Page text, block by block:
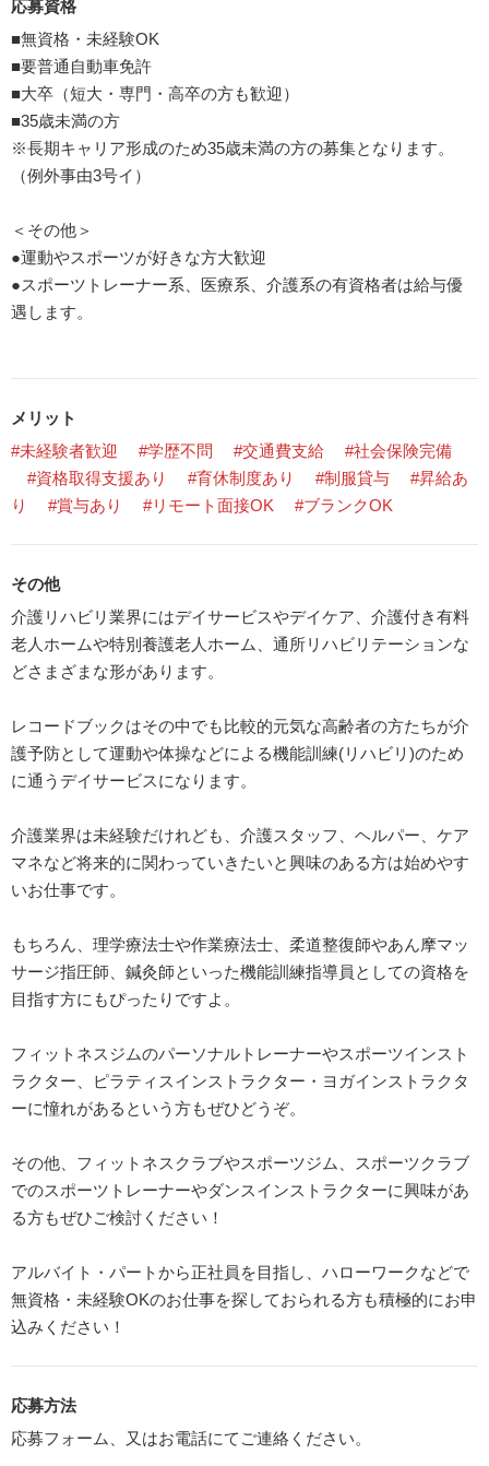
応募資格
■無資格・未経験OK
■要普通自動車免許
■大卒（短大・専門・高卒の方も歓迎）
■35歳未満の方
※長期キャリア形成のため35歳未満の方の募集となります。
（例外事由3号イ）
＜その他＞
●運動やスポーツが好きな方大歓迎
●スポーツトレーナー系、医療系、介護系の有資格者は給与優
遇します。
メリット
#未経験者歓迎
#学歴不問 #交通費支給
#社会保険完備
#資格取得支援あり
#育休制度あり #制服貸与
#昇給あ
り
#賞与あり #リモート面接OK #ブランクOK
その他
介護リハビリ業界にはデイサービスやデイケア、介護付き有料
老人ホームや特別養護老人ホーム、通所リハビリテーションな
どさまざまな形があります。
レコードブックはその中でも比較的元気な高齢者の方たちが介
護予防として運動や体操などによる機能訓練(リハビリ)のため
に通うデイサービスになります。
介護業界は未経験だけれども、介護スタッフ、ヘルパー、ケア
マネなど将来的に関わっていきたいと興味のある方は始めやす
いお仕事です。
もちろん、理学療法士や作業療法士、柔道整復師やあん摩マッ
サージ指圧師、鍼灸師といった機能訓練指導員としての資格を
目指す方にもぴったりですよ。
フィットネスジムのパーソナルトレーナーやスポーツインスト
ラクター、ピラティスインストラクター・ヨガインストラクタ
ーに憧れがあるという方もぜひどうぞ。
その他、フィットネスクラブやスポーツジム、スポーツクラブ
でのスポーツトレーナーやダンスインストラクターに興味があ
る方もぜひご検討ください！
アルバイト・パートから正社員を目指し、ハローワークなどで
無資格・未経験OKのお仕事を探しておられる方も積極的にお申
込みください！
応募方法
応募フォーム、又はお電話にてご連絡ください。